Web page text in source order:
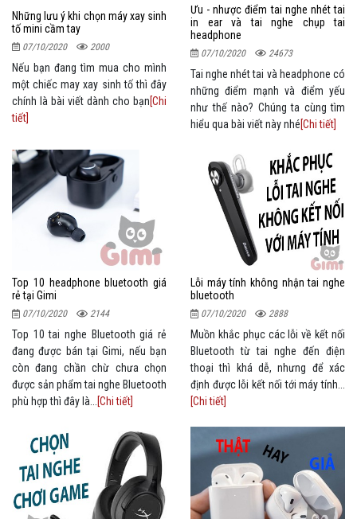
Những lưu ý khi chọn máy xay sinh
tố mini cầm tay
07/10/2020 2000
Nếu bạn đang tìm mua cho mình
một chiếc may xay sinh tố thì đây
chính là bài viết dành cho bạn[Chi
tiết]
Ưu - nhược điểm tai nghe nhét tai
in ear và tai nghe chụp tai
headphone
07/10/2020 24673
Tai nghe nhét tai và headphone có
những điểm mạnh và điểm yếu
như thế nào? Chúng ta cùng tìm
hiểu qua bài viết này nhé[Chi tiết]
Top 10 headphone bluetooth giá
rẻ tại Gimi
07/10/2020 2144
Top 10 tai nghe Bluetooth giá rẻ
đang được bán tại Gimi, nếu bạn
còn đang chần chừ chưa chọn
được sản phẩm tai nghe Bluetooth
phù hợp thì đây là...[Chi tiết]
Lỗi máy tính không nhận tai nghe
bluetooth
07/10/2020 2888
Muồn khắc phục các lỗi về kết nối
Bluetooth từ tai nghe đến điện
thoại thì khá dễ, nhưng để xác
định được lỗi kết nối tới máy tính...
[Chi tiết]